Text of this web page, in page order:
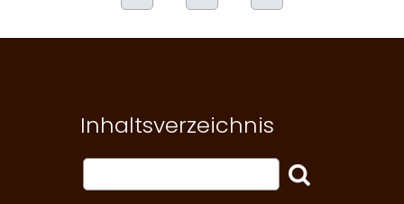
Inhaltsverzeichnis